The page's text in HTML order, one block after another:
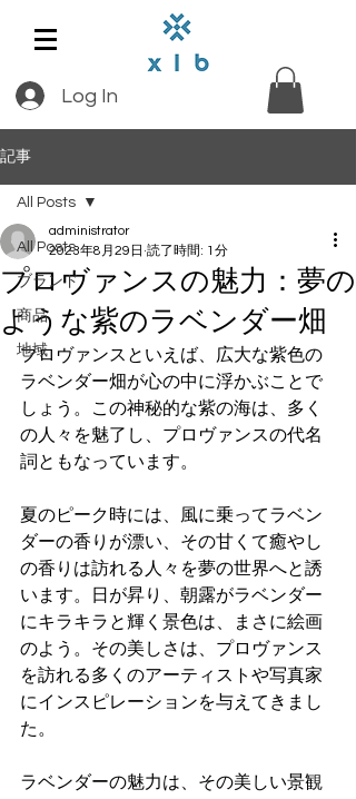
Log In
記事
All Posts
ブランド
商品
地域
All Posts
プロヴァンスの魅力：夢の
ような紫のラベンダー畑
administrator
2023年8月29日 読了時間: 1分
プロヴァンスといえば、広大な紫色の
ラベンダー畑が心の中に浮かぶことで
しょう。この神秘的な紫の海は、多く
の人々を魅了し、プロヴァンスの代名
詞ともなっています。
夏のピーク時には、風に乗ってラベン
ダーの香りが漂い、その甘くて癒やし
の香りは訪れる人々を夢の世界へと誘
います。日が昇り、朝露がラベンダー
にキラキラと輝く景色は、まさに絵画
のよう。その美しさは、プロヴァンス
を訪れる多くのアーティストや写真家
にインスピレーションを与えてきまし
た。
ラベンダーの魅力は、その美しい景観